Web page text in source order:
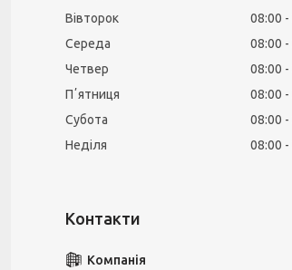
Вівторок
08:00
Середа
08:00
Четвер
08:00
Пʼятниця
08:00
Субота
08:00
Неділя
08:00